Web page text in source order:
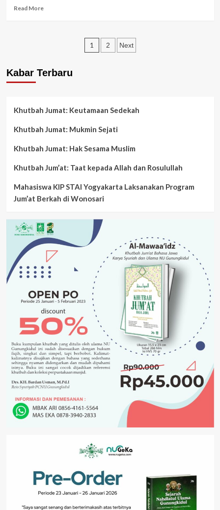
Read MoreRead
LKP3A,
UKF
Posts
1 2 Next
Kabar Terbaru
Khutbah Jumat: Keutamaan Sedekah
Khutbah Jumat: Mukmin Sejati
Khutbah Jumat: Hak Sesama Muslim
Khutbah Jum’at: Taat kepada Allah dan Rosulullah
Mahasiswa KIP STAI Yogyakarta Laksanakan Program
Jum’at Berkah di Wonosari